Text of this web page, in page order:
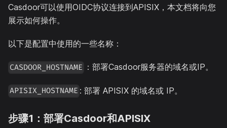
Casdoor可以使用OIDC协议连接到APISIX，本文档将向您
展示如何操作。
以下是配置中使用的一些名称：
CASDOOR_HOSTNAME ：部署Casdoor服务器的域名或IP。
APISIX_HOSTNAME : 部署 APISIX 的域名或 IP。
步骤1：部署Casdoor和APISIX